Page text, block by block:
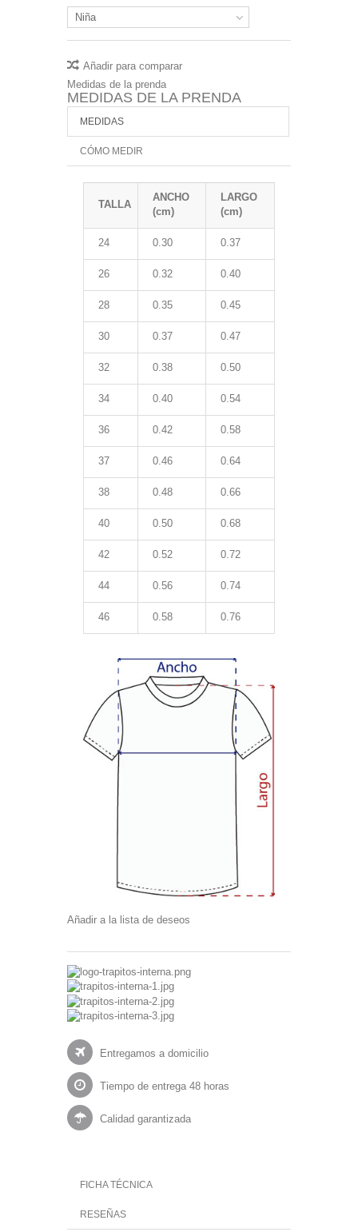
Niña
Añadir para comparar
Medidas de la prenda
MEDIDAS DE LA PRENDA
MEDIDAS
CÓMO MEDIR
TALLA
ANCHO
(cm)
LARGO
(cm)
24 0.30 0.37
26 0.32 0.40
28 0.35 0.45
30 0.37 0.47
32 0.38 0.50
34 0.40 0.54
36 0.42 0.58
37 0.46 0.64
38 0.48 0.66
40 0.50 0.68
42 0.52 0.72
44 0.56 0.74
46 0.58 0.76
Añadir a la lista de deseos
Entregamos a domicilio
Tiempo de entrega 48 horas
Calidad garantizada
FICHA TÉCNICA
RESEÑAS